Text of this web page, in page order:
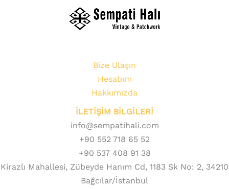
Bize Ulaşın
Hesabım
Hakkımızda
İLETİŞİM BİLGİLERİ
info@sempatihali.com
+90 552 718 65 52
+90 537 408 91 38
Kirazlı Mahallesi, Zübeyde Hanım Cd, 1183 Sk No: 2, 34210
Bağcılar/İstanbul